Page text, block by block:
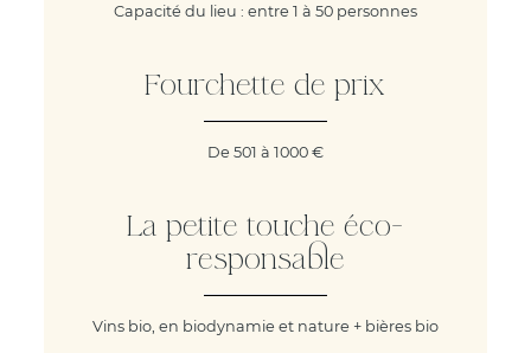
Capacité du lieu : entre 1 à 50 personnes
Fourchette de prix
De 501 à 1000 €
La petite touche éco-
responsable
Vins bio, en biodynamie et nature + bières bio